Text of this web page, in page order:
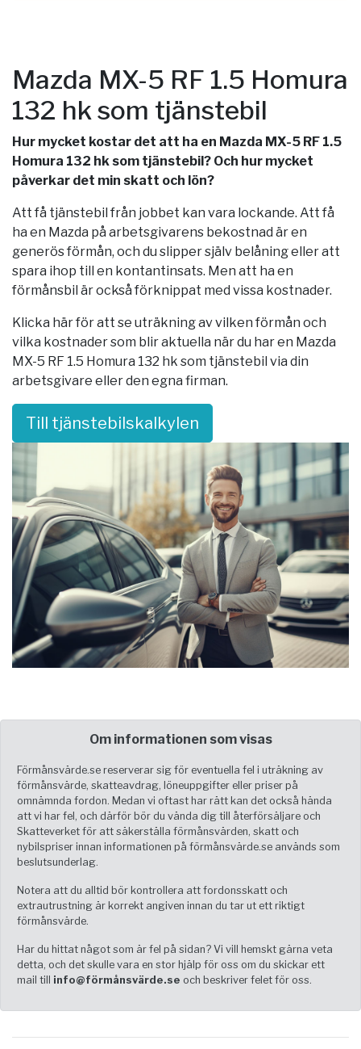
Mazda MX-5 RF 1.5 Homura
132 hk som tjänstebil
Hur mycket kostar det att ha en Mazda MX-5 RF 1.5
Homura 132 hk som tjänstebil? Och hur mycket
påverkar det min skatt och lön?
Att få tjänstebil från jobbet kan vara lockande. Att få
ha en Mazda på arbetsgivarens bekostnad är en
generös förmån, och du slipper själv belåning eller att
spara ihop till en kontantinsats. Men att ha en
förmånsbil är också förknippat med vissa kostnader.
Klicka här för att se uträkning av vilken förmån och
vilka kostnader som blir aktuella när du har en Mazda
MX-5 RF 1.5 Homura 132 hk som tjänstebil via din
arbetsgivare eller den egna firman.
Till tjänstebilskalkylen
Om informationen som visas
Förmånsvärde.se reserverar sig för eventuella fel i uträkning av
förmånsvärde, skatteavdrag, löneuppgifter eller priser på
omnämnda fordon. Medan vi oftast har rätt kan det också hända
att vi har fel, och därför bör du vända dig till återförsäljare och
Skatteverket för att säkerställa förmånsvärden, skatt och
nybilspriser innan informationen på förmånsvärde.se används som
beslutsunderlag.
Notera att du alltid bör kontrollera att fordonsskatt och
extrautrustning är korrekt angiven innan du tar ut ett riktigt
förmånsvärde.
Har du hittat något som är fel på sidan? Vi vill hemskt gärna veta
detta, och det skulle vara en stor hjälp för oss om du skickar ett
mail till info@förmånsvärde.se och beskriver felet för oss.